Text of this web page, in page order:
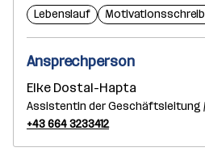
Lebenslauf
Ansprechperson
Elke Dostal-Hapta
Assistentin der Geschäftsleitung
+43 664 3233412